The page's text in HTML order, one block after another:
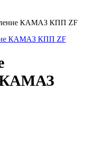
КАМАЗ КПП ZF
КАМАЗ